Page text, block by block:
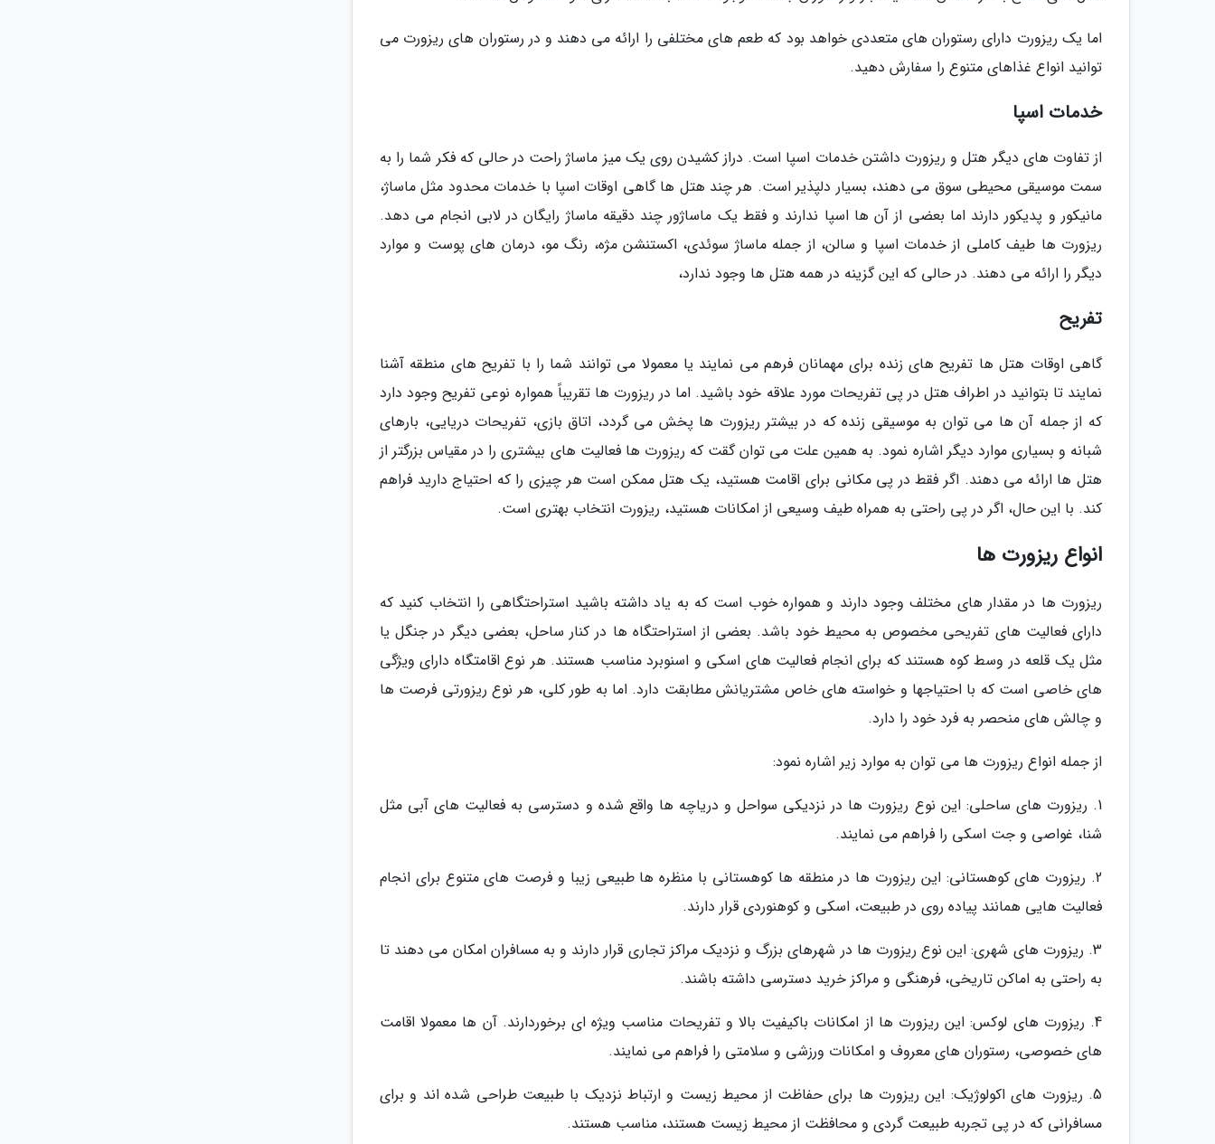
اما یک ریزورت دارای رستوران های متعددی خواهد بود که طعم های مختلفی را ارائه می دهند و در رستوران های ریزورت می
توانید انواع غذاهای متنوع را سفارش دهید.
خدمات اسپا
از تفاوت های دیگر هتل و ریزورت داشتن خدمات اسپا است. دراز کشیدن روی یک میز ماساژ راحت در حالی که فکر شما را به
سمت موسیقی محیطی سوق می دهند، بسیار دلپذیر است. هر چند هتل ها گاهی اوقات اسپا با خدمات محدود مثل ماساژ،
مانیکور و پدیکور دارند اما بعضی از آن ها اسپا ندارند و فقط یک ماساژور چند دقیقه ماساژ رایگان در لابی انجام می دهد.
ریزورت ها طیف کاملی از خدمات اسپا و سالن، از جمله ماساژ سوئدی، اکستنشن مژه، رنگ مو، درمان های پوست و موارد
دیگر را ارائه می دهند. در حالی که این گزینه در همه هتل ها وجود ندارد،
تفریح
گاهی اوقات هتل ها تفریح های زنده برای مهمانان فرهم می نمایند یا معمولا می توانند شما را با تفریح های منطقه آشنا
نمایند تا بتوانید در اطراف هتل در پی تفریحات مورد علاقه خود باشید. اما در ریزورت ها تقریباً همواره نوعی تفریح وجود دارد
که از جمله آن ها می توان به موسیقی زنده که در بیشتر ریزورت ها پخش می گردد، اتاق بازی، تفریحات دریایی، بارهای
شبانه و بسیاری موارد دیگر اشاره نمود. به همین علت می توان گقت که ریزورت ها فعالیت های بیشتری را در مقیاس بزرگتر از
هتل ها ارائه می دهند. اگر فقط در پی مکانی برای اقامت هستید، یک هتل ممکن است هر چیزی را که احتیاج دارید فراهم
کند. با این حال، اگر در پی راحتی به همراه طیف وسیعی از امکانات هستید، ریزورت انتخاب بهتری است.
انواع ریزورت ها
ریزورت ها در مقدار های مختلف وجود دارند و همواره خوب است که به یاد داشته باشید استراحتگاهی را انتخاب کنید که
دارای فعالیت های تفریحی مخصوص به محیط خود باشد. بعضی از استراحتگاه ها در کنار ساحل، بعضی دیگر در جنگل یا
مثل یک قلعه در وسط کوه هستند که برای انجام فعالیت های اسکی و اسنوبرد مناسب هستند. هر نوع اقامتگاه دارای ویژگی
های خاصی است که با احتیاجها و خواسته های خاص مشتریانش مطابقت دارد. اما به طور کلی، هر نوع ریزورتی فرصت ها
و چالش های منحصر به فرد خود را دارد.
از جمله انواع ریزورت ها می توان به موارد زیر اشاره نمود:
1. ریزورت های ساحلی: این نوع ریزورت ها در نزدیکی سواحل و دریاچه ها واقع شده و دسترسی به فعالیت های آبی مثل
شنا، غواصی و جت اسکی را فراهم می نمایند.
2. ریزورت های کوهستانی: این ریزورت ها در منطقه ها کوهستانی با منظره ها طبیعی زیبا و فرصت های متنوع برای انجام
فعالیت هایی همانند پیاده روی در طبیعت، اسکی و کوهنوردی قرار دارند.
3. ریزورت های شهری: این نوع ریزورت ها در شهرهای بزرگ و نزدیک مراکز تجاری قرار دارند و به مسافران امکان می دهند تا
به راحتی به اماکن تاریخی، فرهنگی و مراکز خرید دسترسی داشته باشند.
4. ریزورت های لوکس: این ریزورت ها از امکانات باکیفیت بالا و تفریحات مناسب ویژه ای برخوردارند. آن ها معمولا اقامت
های خصوصی، رستوران های معروف و امکانات ورزشی و سلامتی را فراهم می نمایند.
5. ریزورت های اکولوژیک: این ریزورت ها برای حفاظت از محیط زیست و ارتباط نزدیک با طبیعت طراحی شده اند و برای
مسافرانی که در پی تجربه طبیعت گردی و محافظت از محیط زیست هستند، مناسب هستند.